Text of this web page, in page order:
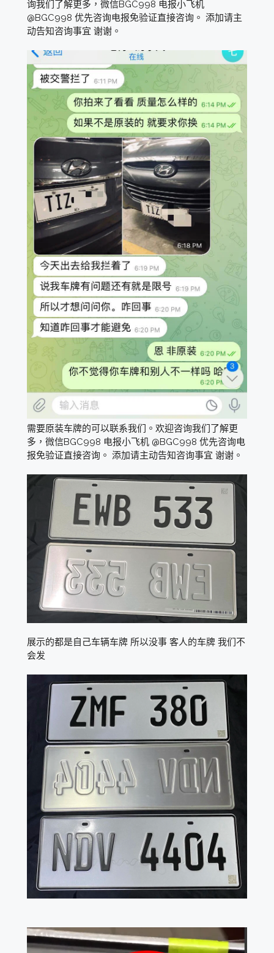
询我们了解更多，微信BGC998 电报小飞机
@BGC998 优先咨询电报免验证直接咨询。 添加请主
动告知咨询事宜 谢谢。
需要原装车牌的可以联系我们。欢迎咨询我们了解更
多，微信BGC998 电报小飞机 @BGC998 优先咨询电
报免验证直接咨询。 添加请主动告知咨询事宜 谢谢。
展示的都是自己车辆车牌 所以没事 客人的车牌 我们不
会发